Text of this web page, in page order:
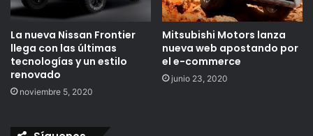
La nueva Nissan Frontier
llega con las últimas
tecnologías y un estilo
renovado
noviembre 5, 2020
Mitsubishi Motors lanza
nueva web apostando por
el e-commerce
junio 23, 2020